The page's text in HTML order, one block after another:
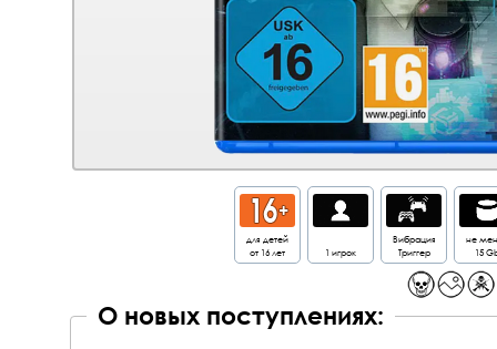
для детей
от 16 лет
1 игрок
Вибрация
Триггер
не
15
О новых поступлениях: